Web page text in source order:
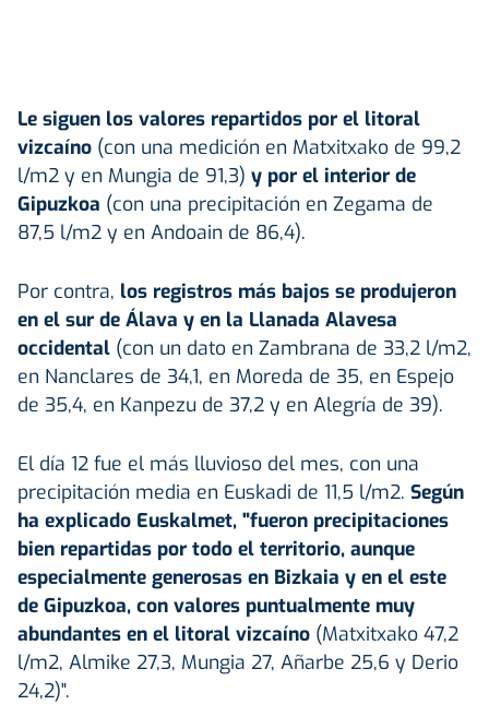
Le siguen los valores repartidos por el litoral
vizcaíno (con una medición en Matxitxako de 99,2
l/m2 y en Mungia de 91,3) y por el interior de
Gipuzkoa (con una precipitación en Zegama de
87,5 l/m2 y en Andoain de 86,4).
Por contra, los registros más bajos se produjeron
en el sur de Álava y en la Llanada Alavesa
occidental (con un dato en Zambrana de 33,2 l/m2,
en Nanclares de 34,1, en Moreda de 35, en Espejo
de 35,4, en Kanpezu de 37,2 y en Alegría de 39).
El día 12 fue el más lluvioso del mes, con una
precipitación media en Euskadi de 11,5 l/m2. Según
ha explicado Euskalmet, "fueron precipitaciones
bien repartidas por todo el territorio, aunque
especialmente generosas en Bizkaia y en el este
de Gipuzkoa, con valores puntualmente muy
abundantes en el litoral vizcaíno (Matxitxako 47,2
l/m2, Almike 27,3, Mungia 27, Añarbe 25,6 y Derio
24,2)".